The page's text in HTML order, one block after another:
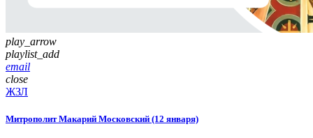
play_arrow
playlist_add
email
close
ЖЗЛ
Митрополит Макарий Московский (12 января)